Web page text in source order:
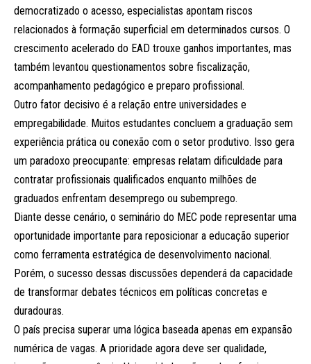
democratizado o acesso, especialistas apontam riscos
relacionados à formação superficial em determinados cursos. O
crescimento acelerado do EAD trouxe ganhos importantes, mas
também levantou questionamentos sobre fiscalização,
acompanhamento pedagógico e preparo profissional.
Outro fator decisivo é a relação entre universidades e
empregabilidade. Muitos estudantes concluem a graduação sem
experiência prática ou conexão com o setor produtivo. Isso gera
um paradoxo preocupante: empresas relatam dificuldade para
contratar profissionais qualificados enquanto milhões de
graduados enfrentam desemprego ou subemprego.
Diante desse cenário, o seminário do MEC pode representar uma
oportunidade importante para reposicionar a educação superior
como ferramenta estratégica de desenvolvimento nacional.
Porém, o sucesso dessas discussões dependerá da capacidade
de transformar debates técnicos em políticas concretas e
duradouras.
O país precisa superar uma lógica baseada apenas em expansão
numérica de vagas. A prioridade agora deve ser qualidade,